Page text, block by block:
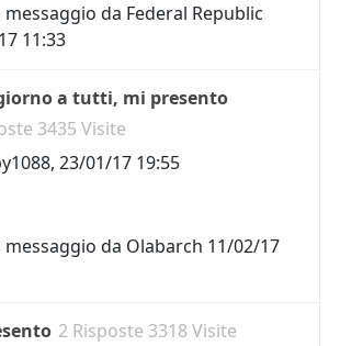
da Federal Republic
11:33
a tutti, mi presento
3435 Visite
, 23/01/17 19:55
da Olabarch 11/02/17
2 Risposte 3318 Visite